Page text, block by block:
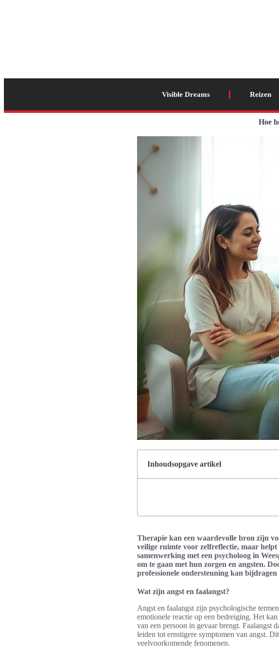
Visible Dreams Reizen
Hoe
Inhoudsopgave artikel
Therapie kan een waardevolle bron zijn
veilige ruimte voor zelfreflectie, maar
samenwerking met een psycholoog in
om te gaan met hun zorgen en angsten.
professionele ondersteuning kan
Wat zijn angst en faalangst?
Angst en faalangst zijn psychologische
emotionele reactie op een bedreiging. Het
van een persoon in gevaar brengt. Faalangst
leiden tot ernstigere symptomen van angst.
veelvoorkomende fenomenen.